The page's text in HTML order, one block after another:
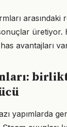
arasındaki
üretiyor.
avantajları
yapımlarda